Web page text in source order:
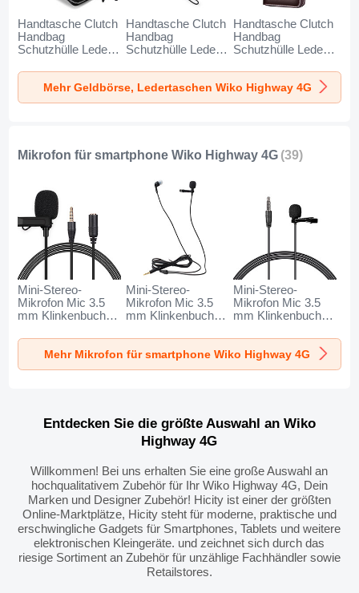
Handtasche Clutch
Handbag
Schutzhülle Leder
Wiko Highway 4G
Schwarz
Handtasche Clutch
Handbag
Schutzhülle Leder
Wiko Highway 4G
Schwarz
Handtasche Clutch
Handbag
Schutzhülle Leder
Wiko Highway 4G
Braun
Mehr Geldbörse, Ledertaschen Wiko Highway 4G
Mikrofon für smartphone Wiko Highway 4G (39)
Mini-Stereo-
Mikrofon Mic 3.5
mm Klinkenbuchse
Highway 4G
Schwarz
Mini-Stereo-
Mikrofon Mic 3.5
mm Klinkenbuchse
Highway 4G
Schwarz
Mini-Stereo-
Mikrofon Mic 3.5
mm Klinkenbuchse
Highway 4G
Schwarz
Mehr Mikrofon für smartphone Wiko Highway 4G
Entdecken Sie die größte Auswahl an Wiko
Highway 4G
Willkommen! Bei uns erhalten Sie eine große Auswahl an
hochqualitativem Zubehör für Ihr Wiko Highway 4G, Dein
Marken und Designer Zubehör! Hicity ist einer der größten
Online-Marktplätze, Hicity steht für moderne, praktische und
erschwingliche Gadgets für Smartphones, Tablets und weitere
elektronischen Kleingeräte. und zeichnet sich durch das
riesige Sortiment an Zubehör für unzählige Fachhändler sowie
Retailstores.